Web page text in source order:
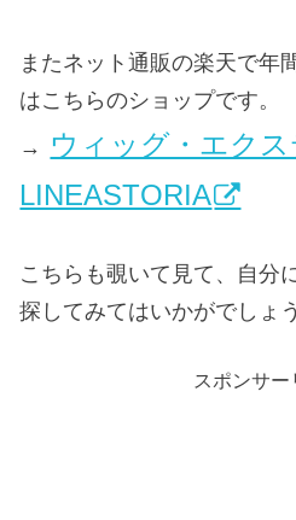
またネット通販の楽天で年
はこちらのショップです。
→ ウィッグ・エク
LINEASTORIA
こちらも覗いて見て、自分
探してみてはいかがでしょ
スポンサー